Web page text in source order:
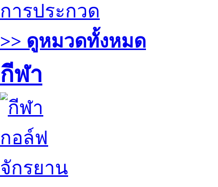
การประกวด
>> ดูหมวดทั้งหมด
กีฬา
กอล์ฟ
จักรยาน